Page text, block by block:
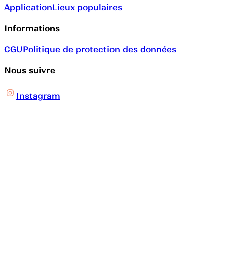
ApplicationLieux populaires
Informations
CGUPolitique de protection des données
Nous suivre
Instagram